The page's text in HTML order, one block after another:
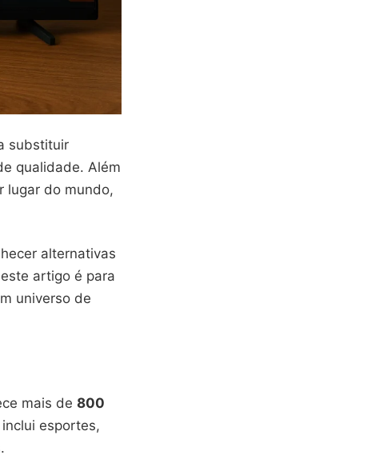
substituir
qualidade. Além
lugar do mundo,
alternativas
artigo é para
universo de
mais de 800
esportes,